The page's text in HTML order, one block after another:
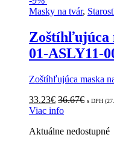
Masky na tvár,
Zoštíhľujúca
01-ASLY11-
Zoštíhľujúca maska
33.23€ 36.67€ s DPH (
Viac info
Aktuálne nedostupné